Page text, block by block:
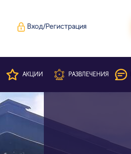
Вход/Регистрация
АКЦИИ РАЗВЛЕЧЕНИЯ